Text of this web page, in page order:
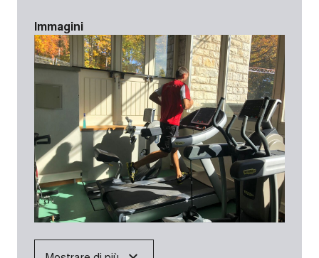
Immagini